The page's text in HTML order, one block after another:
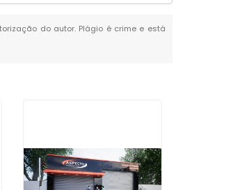
do autor. Plágio é crime e está